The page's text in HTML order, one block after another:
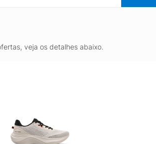
veja os detalhes abaixo.